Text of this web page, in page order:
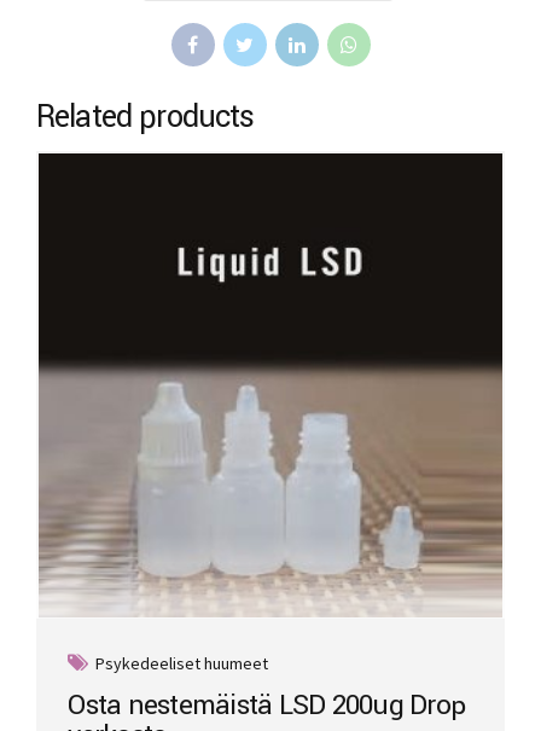
Related products
Psykedeeliset huumeet
Osta nestemäistä LSD 200ug Drop